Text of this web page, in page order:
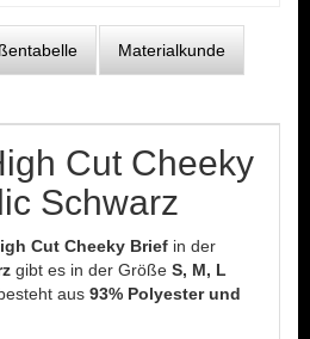
Materialkunde
Cut Cheeky
Schwarz
Cut Cheeky Brief in der
gibt es in der Größe S, M, L
aus 93% Polyester und